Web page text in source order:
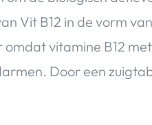
Vit B12 in de vorm van
vitamine B12
Door een